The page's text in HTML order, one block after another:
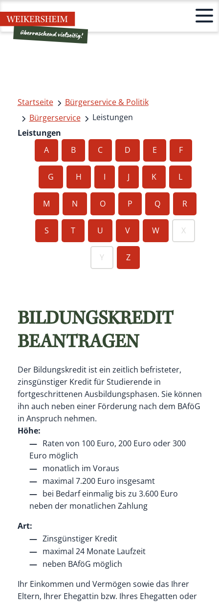
Startseite
Bürgerservice & Politik
Bürgerservice
Leistungen
Leistungen
A
B C D E F
G H I J K L
M N O P Q R
S T U V W X
Y Z
BILDUNGSKREDIT
BEANTRAGEN
Der Bildungskredit ist ein zeitlich befristeter,
zinsgünstiger Kredit für Studierende in
fortgeschrittenen Ausbildungsphasen. Sie können
ihn auch neben einer Förderung nach dem BAföG
in Anspruch nehmen.
Höhe:
Raten von 100 Euro, 200 Euro oder 300
Euro möglich
monatlich im Voraus
maximal 7.200 Euro insgesamt
bei Bedarf einmalig bis zu 3.600 Euro
neben der monatlichen Zahlung
Art:
Zinsgünstiger Kredit
maximal 24 Monate Laufzeit
neben BAföG möglich
Ihr Einkommen und Vermögen sowie das Ihrer
Eltern, IhrerEhegattin bzw. Ihres Ehegatten oder